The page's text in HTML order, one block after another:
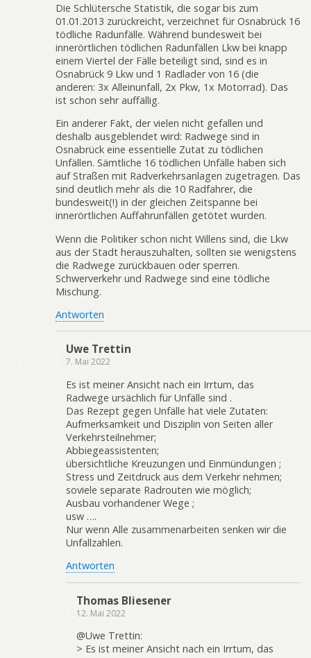
Die Schlütersche Statistik, die sogar bis zum
01.01.2013 zurückreicht, verzeichnet für Osnabrück 16
tödliche Radunfälle. Während bundesweit bei
innerörtlichen tödlichen Radunfällen Lkw bei knapp
einem Viertel der Fälle beteiligt sind, sind es in
Osnabrück 9 Lkw und 1 Radlader von 16 (die
anderen: 3x Alleinunfall, 2x Pkw, 1x Motorrad). Das
ist schon sehr auffällig.
Ein anderer Fakt, der vielen nicht gefallen und
deshalb ausgeblendet wird: Radwege sind in
Osnabrück eine essentielle Zutat zu tödlichen
Unfällen. Sämtliche 16 tödlichen Unfälle haben sich
auf Straßen mit Radverkehrsanlagen zugetragen. Das
sind deutlich mehr als die 10 Radfahrer, die
bundesweit(!) in der gleichen Zeitspanne bei
innerörtlichen Auffahrunfällen getötet wurden.
Wenn die Politiker schon nicht Willens sind, die Lkw
aus der Stadt herauszuhalten, sollten sie wenigstens
die Radwege zurückbauen oder sperren.
Schwerverkehr und Radwege sind eine tödliche
Mischung.
Antworten
Uwe Trettin
7. Mai 2022
Es ist meiner Ansicht nach ein Irrtum, das
Radwege ursächlich für Unfälle sind .
Das Rezept gegen Unfälle hat viele Zutaten:
Aufmerksamkeit und Disziplin von Seiten aller
Verkehrsteilnehmer;
Abbiegeassistenten;
übersichtliche Kreuzungen und Einmündungen ;
Stress und Zeitdruck aus dem Verkehr nehmen;
soviele separate Radrouten wie möglich;
Ausbau vorhandener Wege ;
usw ….
Nur wenn Alle zusammenarbeiten senken wir die
Unfallzahlen.
Antworten
Thomas Bliesener
12. Mai 2022
@Uwe Trettin:
> Es ist meiner Ansicht nach ein Irrtum, das